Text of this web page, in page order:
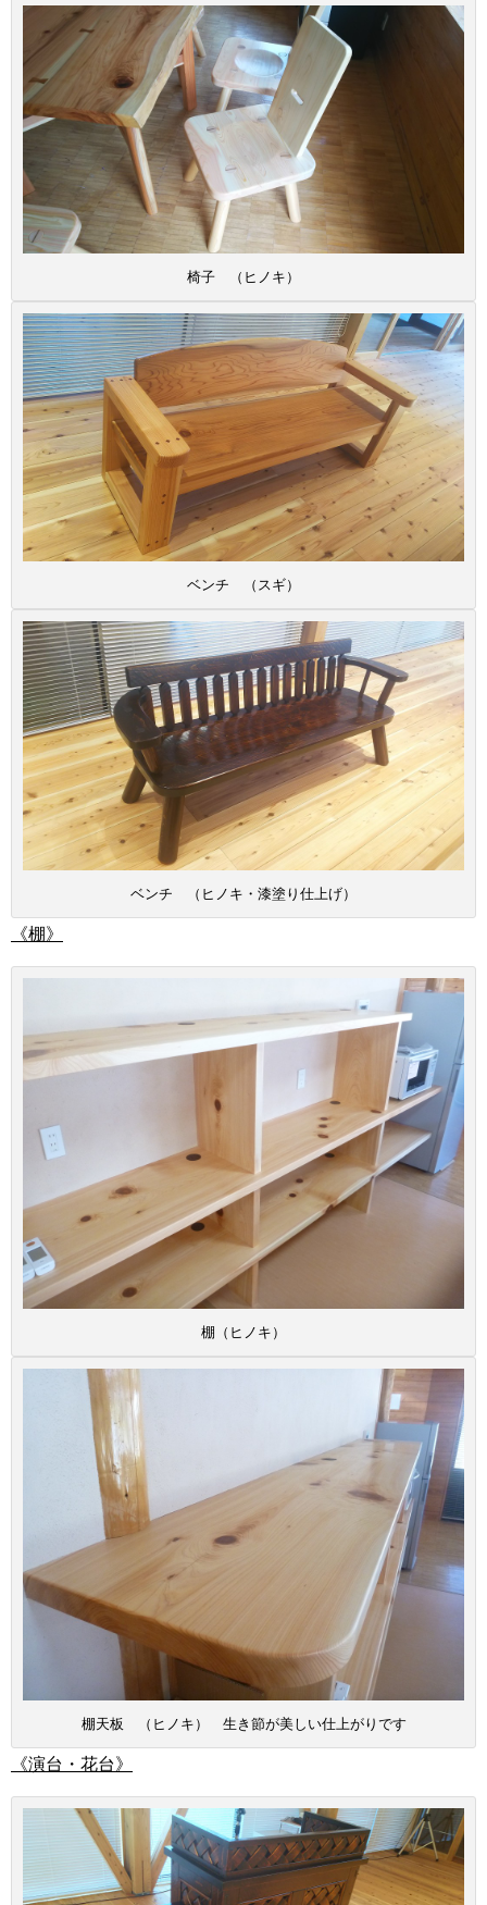
椅子 （ヒノキ）
ベンチ （スギ）
ベンチ （ヒノキ・漆塗り仕上げ）
《棚》
棚（ヒノキ）
棚天板 （ヒノキ） 生き節が美しい仕上がりです
《演台・花台》